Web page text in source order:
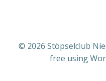
© 2026 Stöpselclub
free using